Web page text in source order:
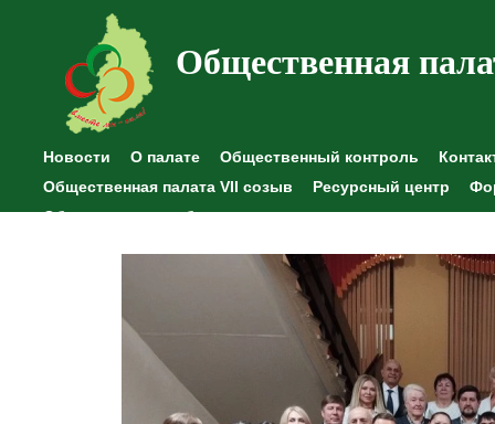
Общественная
Новости О палате Общественный контроль
Общественная палата VII созыв
Ресурсный центр
Общественные наблюдения